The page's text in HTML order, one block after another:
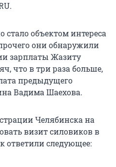
стало объектом интереса
они обнаружили
зарплаты Жазиту
что в три раза больше,
предыдущего
Вадима Шаехова.
Челябинска на
визит силовиков в
ответили следующее: